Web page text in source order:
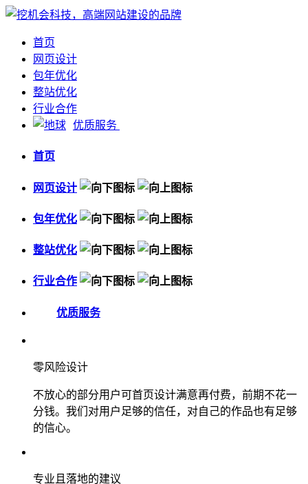
首页
网页设计
包年优化
整站优化
行业合作
优质服务
首页
网页设计
包年优化
整站优化
行业合作
优质服务
零风险设计
不放心的部分用户可首页设计满意再付费，前期不花一
分钱。我们对用户足够的信任，对自己的作品也有足够
的信心。
专业且落地的建议